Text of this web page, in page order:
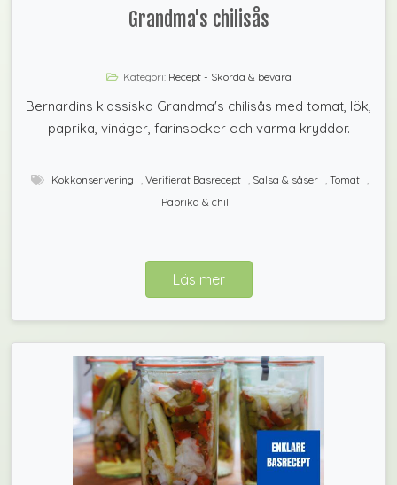
Grandma's chilisås
Kategori: Recept - Skörda & bevara
Bernardins klassiska Grandma's chilisås med tomat, lök,
paprika, vinäger, farinsocker och varma kryddor.
Läs mer
Kokkonservering , Verifierat Basrecept , Salsa & såser , Tomat ,
Paprika & chili